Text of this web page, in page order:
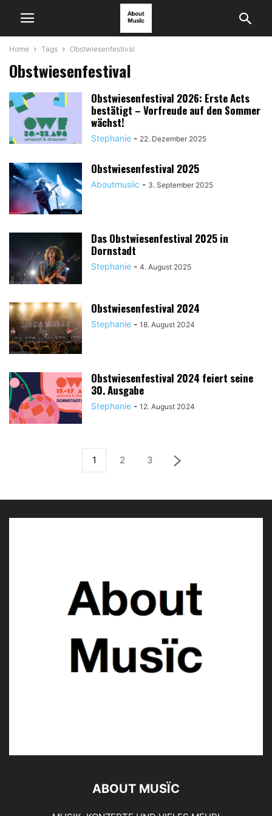
Home Tags Obstwiesenfestival
Obstwiesenfestival
Obstwiesenfestival 2026: Erste Acts
bestätigt – Vorfreude auf den Sommer
wächst!
Stephanie - 22. Dezember 2025
Obstwiesenfestival 2025
Aboutmusiic - 3. September 2025
Das Obstwiesenfestival 2025 in
Dornstadt
Stephanie - 4. August 2025
Obstwiesenfestival 2024
Stephanie - 18. August 2024
Obstwiesenfestival 2024 feiert seine
30. Ausgabe
Stephanie - 12. August 2024
1 2 3
ABOUT MUSÏC